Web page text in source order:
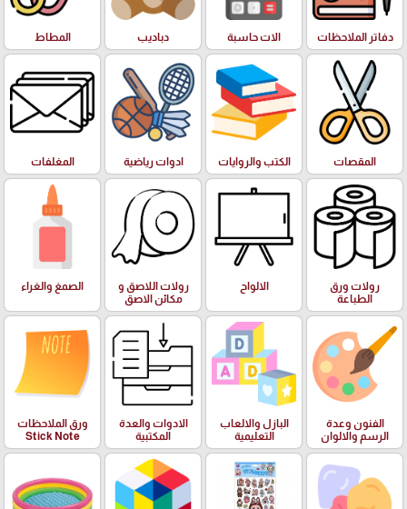
دفاتر الملاحظات الات حاسبة دباديب المطاط
المقصات الكتب والروايات ادوات رياضية المغلفات
رولات ورق
الطباعة
الالواح
رولات اللاصق و
مكائن الاصق
الصمغ والغراء
الفنون وعدة
الرسم والالوان
البازل والالعاب
التعليمية
الادوات والعدة
المكتبية
ورق الملاحظات
Stick Note